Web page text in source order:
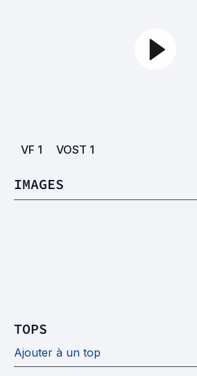
VF 1 VOST 1
IMAGES
TOPS
Ajouter à un top